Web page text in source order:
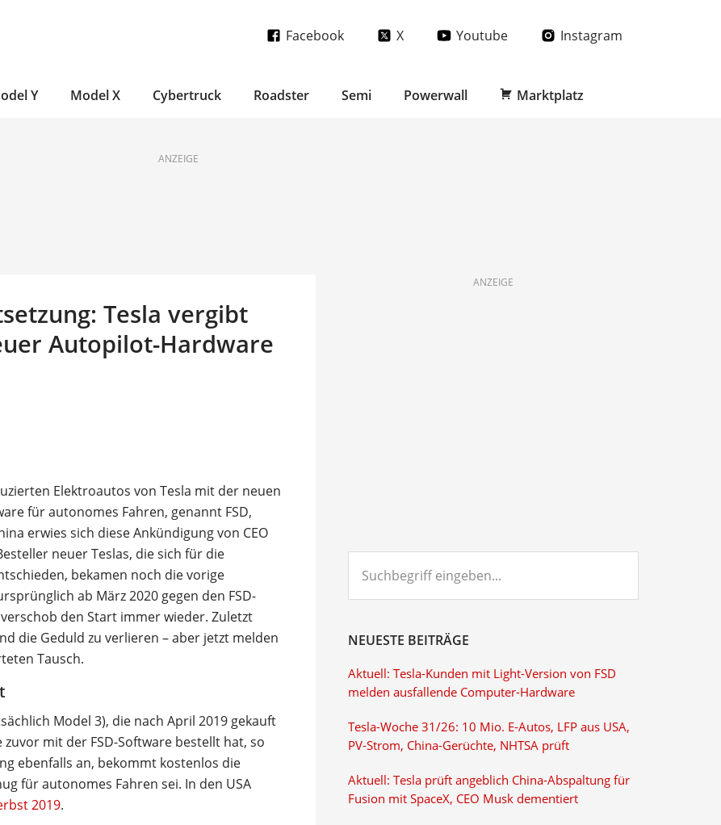
Facebook X Youtube Instagram
Y Model X Cybertruck Roadster Semi Powerwall Marktplatz
ANZEIGE
Tesla vergibt
Autopilot-Hardware
Elektroautos von Tesla mit der neuen
für autonomes Fahren, genannt FSD,
erwies sich diese Ankündigung von CEO
neuer Teslas, die sich für die
bekamen noch die vorige
ab März 2020 gegen den FSD-
den Start immer wieder. Zuletzt
die Geduld zu verlieren – aber jetzt melden
Tausch.
Model 3), die nach April 2019 gekauft
mit der FSD-Software bestellt hat, so
ebenfalls an, bekommt kostenlos die
für autonomes Fahren sei. In den USA
2019.
ANZEIGE
eingeben...
NEUESTE BEITRÄGE
Aktuell: Tesla-Kunden mit Light-Version von FSD
melden ausfallende Computer-Hardware
Tesla-Woche 31/26: 10 Mio. E-Autos, LFP aus USA,
PV-Strom, China-Gerüchte, NHTSA prüft
Aktuell: Tesla prüft angeblich China-Abspaltung für
Fusion mit SpaceX, CEO Musk dementiert